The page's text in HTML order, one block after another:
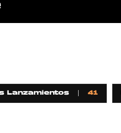
Lanzamientos 41